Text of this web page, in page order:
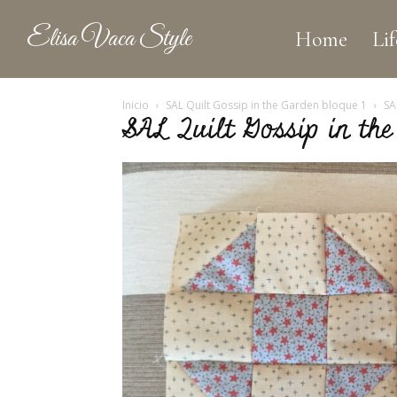
Elisa Vaca Style Home
Inicio SAL Quilt Gossip in the Garden bloque 1
SAL Quilt Gossip in